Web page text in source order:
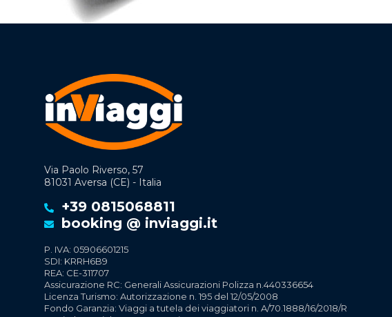
Via Paolo Riverso, 57
81031 Aversa (CE) - Italia
+39 0815068811
booking @ inviaggi.it
P. IVA: 05906601215
SDI: KRRH6B9
REA: CE-311707
Assicurazione RC: Generali Assicurazioni Polizza n.440336654
Licenza Turismo: Autorizzazione n. 195 del 12/05/2008
Fondo Garanzia: Viaggi a tutela dei viaggiatori n. A/70.1888/16/2018/R